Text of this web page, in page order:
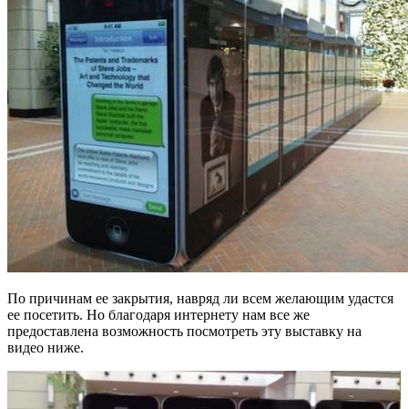
По причинам ее закрытия, навряд ли всем желающим удастся
ее посетить. Но благодаря интернету нам все же
предоставлена возможность посмотреть эту выставку на
видео ниже.